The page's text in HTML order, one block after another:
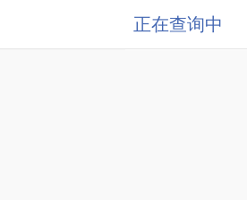
正在查询中